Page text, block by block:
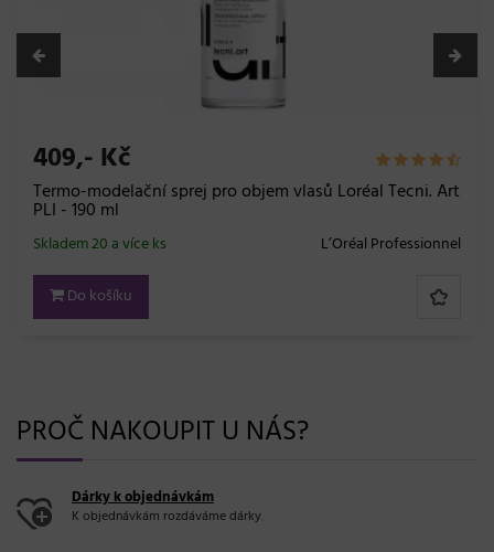
sprej pro objem vlasů Loréal Tecni. Art
L’Oréal Professionnel
více ks
215,-
Sprej na
Skladem
PROČ NAKOUPIT U NÁS?
Dárky k objednávkám
K objednávkám rozdáváme dárky.